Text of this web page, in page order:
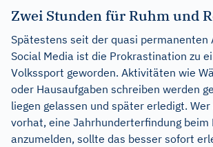
Zwei Stunden für Ruhm und
Spätestens seit der quasi permanenten
Social Media ist die Prokrastination zu
Volkssport geworden. Aktivitäten wie
oder Hausaufgaben schreiben werden
liegen gelassen und später erledigt.
vorhat, eine Jahrhunderterfindung
anzumelden, sollte das besser sofort